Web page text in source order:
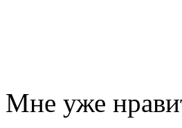
Мне уже